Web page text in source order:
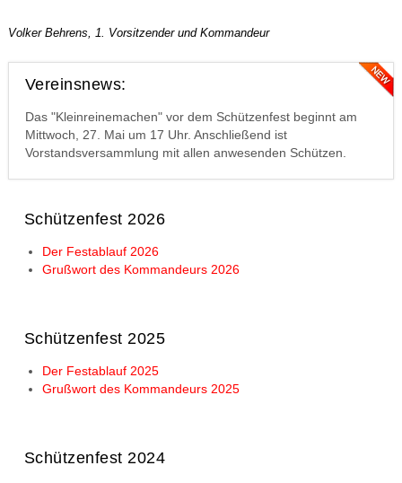
Volker Behrens, 1. Vorsitzender und Kommandeur
Vereinsnews:
Das "Kleinreinemachen" vor dem Schützenfest beginnt am
Mittwoch, 27. Mai um 17 Uhr. Anschließend ist
Vorstandsversammlung mit allen anwesenden Schützen.
Schützenfest 2026
Der Festablauf 2026
Grußwort des Kommandeurs 2026
Schützenfest 2025
Der Festablauf 2025
Grußwort des Kommandeurs 2025
Schützenfest 2024